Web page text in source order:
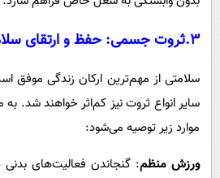
3.ثروت جسمی: حفظ و ارتقای
سلامتی از مهم‌ترین ارکان زندگی موفق
سایر انواع ثروت نیز کم‌اثر خواهند شد. به
موارد زیر توصیه می‌شود:
ورزش منظم: گنجاندن فعالیت‌های بدنی